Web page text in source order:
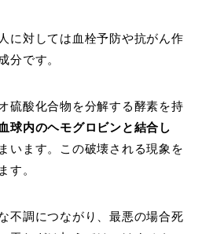
に対しては血栓予防や抗がん作
分です。
硫酸化合物を分解する酵素を持
球内のヘモグロビンと結合し
います。この破壊される現象を
す。
不調につながり、最悪の場合死